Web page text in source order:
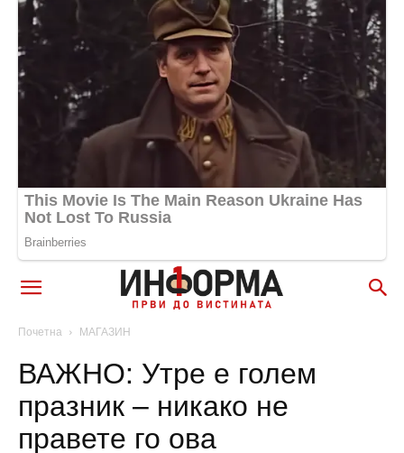
Почетна МАГАЗИН
ВАЖНО: Утре е голем
празник – никако не
правете го ова